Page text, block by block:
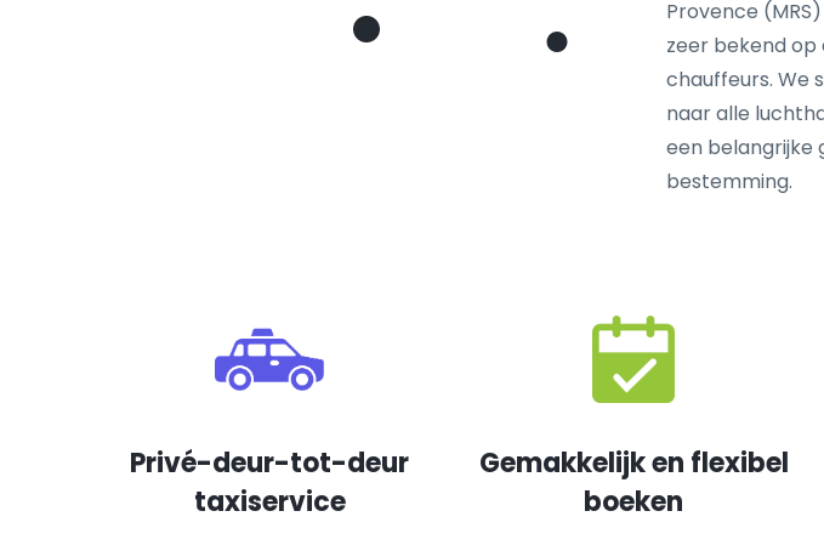
Provence
zeer bekend
chauffeurs. We
naar alle
een belangrijke
bestemming.
Privé-deur-tot-deur
taxiservice
Gemakkelijk en flexibel
boeken